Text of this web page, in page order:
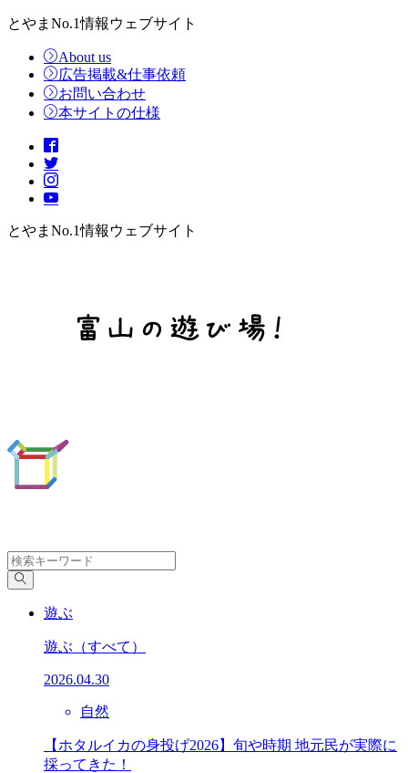
とやまNo.1情報ウェブサイト
About us
広告掲載&仕事依頼
お問い合わせ
本サイトの仕様
とやまNo.1情報ウェブサイト
遊ぶ
遊ぶ （すべて）
2026.04.30
自然
【ホタルイカの身投げ2026】旬や時期 地元民が実際に
採ってきた！